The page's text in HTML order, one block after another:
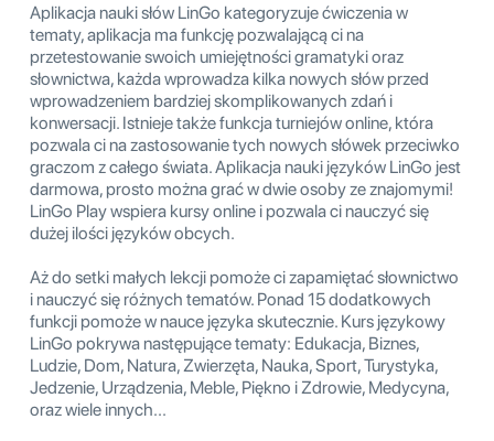
Aplikacja nauki słów LinGo kategoryzuje ćwiczenia w
tematy, aplikacja ma funkcję pozwalającą ci na
przetestowanie swoich umiejętności gramatyki oraz
słownictwa, każda wprowadza kilka nowych słów przed
wprowadzeniem bardziej skomplikowanych zdań i
konwersacji. Istnieje także funkcja turniejów online, która
pozwala ci na zastosowanie tych nowych słówek przeciwko
graczom z całego świata. Aplikacja nauki języków LinGo jest
darmowa, prosto można grać w dwie osoby ze znajomymi!
LinGo Play wspiera kursy online i pozwala ci nauczyć się
dużej ilości języków obcych.
Aż do setki małych lekcji pomoże ci zapamiętać słownictwo
i nauczyć się różnych tematów. Ponad 15 dodatkowych
funkcji pomoże w nauce języka skutecznie. Kurs językowy
LinGo pokrywa następujące tematy: Edukacja, Biznes,
Ludzie, Dom, Natura, Zwierzęta, Nauka, Sport, Turystyka,
Jedzenie, Urządzenia, Meble, Piękno i Zdrowie, Medycyna,
oraz wiele innych...